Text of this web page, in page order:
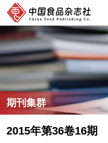
期刊集群
2015年第36卷16期